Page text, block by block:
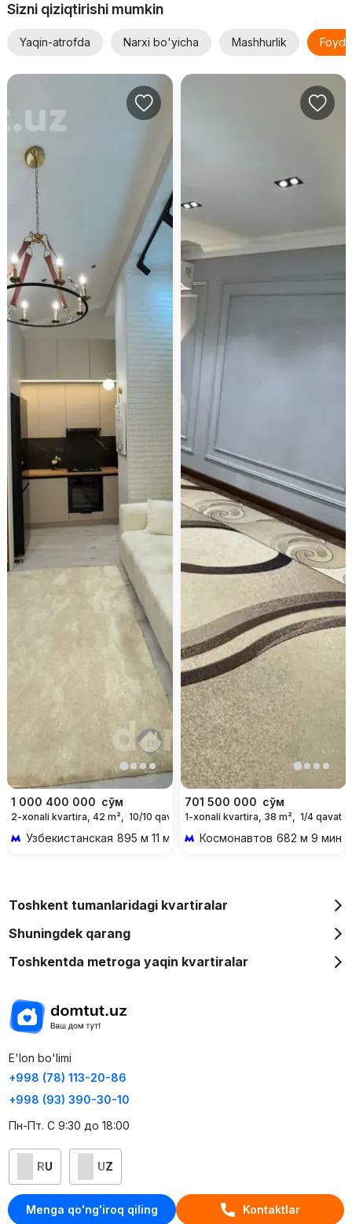
Menga qo'ng'iroq qiling Kontaktlar
Sizni qiziqtirishi mumkin
Yaqin-atrofda Narxi bo'yicha Mashhurlik
1 000 400 000 сўм
2-xonali kvartira, 42 m², 10/10 qavat
Узбекистанская 895 м 11 мин piyoda
701 500 000 сўм
1-xonali kvartira, 38 m², 1/4 qavat
Космонавтов 682 м 9 мин
Toshkent tumanlaridagi kvartiralar
Shuningdek qarang
Toshkentda metroga yaqin kvartiralar
E'lon bo'limi
+998 (78) 113-20-86
+998 (93) 390-30-10
Пн-Пт. С 9:30 до 18:00
RU UZ
Kontaktlar